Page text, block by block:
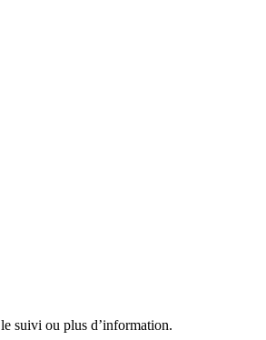
suivi ou plus d’information.